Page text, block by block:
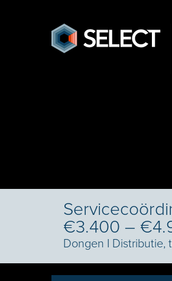
€3.400 –
Dongen I Distributie,